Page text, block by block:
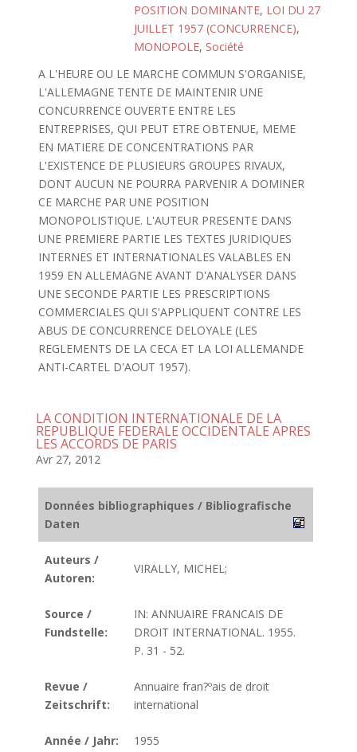
POSITION DOMINANTE, LOI DU 27
JUILLET 1957 (CONCURRENCE),
MONOPOLE, Société
A L'HEURE OU LE MARCHE COMMUN S'ORGANISE,
L'ALLEMAGNE TENTE DE MAINTENIR UNE
CONCURRENCE OUVERTE ENTRE LES
ENTREPRISES, QUI PEUT ETRE OBTENUE, MEME
EN MATIERE DE CONCENTRATIONS PAR
L'EXISTENCE DE PLUSIEURS GROUPES RIVAUX,
DONT AUCUN NE POURRA PARVENIR A DOMINER
CE MARCHE PAR UNE POSITION
MONOPOLISTIQUE. L'AUTEUR PRESENTE DANS
UNE PREMIERE PARTIE LES TEXTES JURIDIQUES
INTERNES ET INTERNATIONALES VALABLES EN
1959 EN ALLEMAGNE AVANT D'ANALYSER DANS
UNE SECONDE PARTIE LES PRESCRIPTIONS
COMMERCIALES QUI S'APPLIQUENT CONTRE LES
ABUS DE CONCURRENCE DELOYALE (LES
REGLEMENTS DE LA CECA ET LA LOI ALLEMANDE
ANTI-CARTEL D'AOUT 1957).
LA CONDITION INTERNATIONALE DE LA
REPUBLIQUE FEDERALE OCCIDENTALE APRES
LES ACCORDS DE PARIS
Avr 27, 2012
Données bibliographiques / Bibliografische
Daten
Auteurs /
Autoren:
VIRALLY, MICHEL;
Source /
Fundstelle:
IN: ANNUAIRE FRANCAIS DE
DROIT INTERNATIONAL. 1955.
P. 31 - 52.
Revue /
Zeitschrift:
Annuaire fran?ºais de droit
international
Année / Jahr: 1955